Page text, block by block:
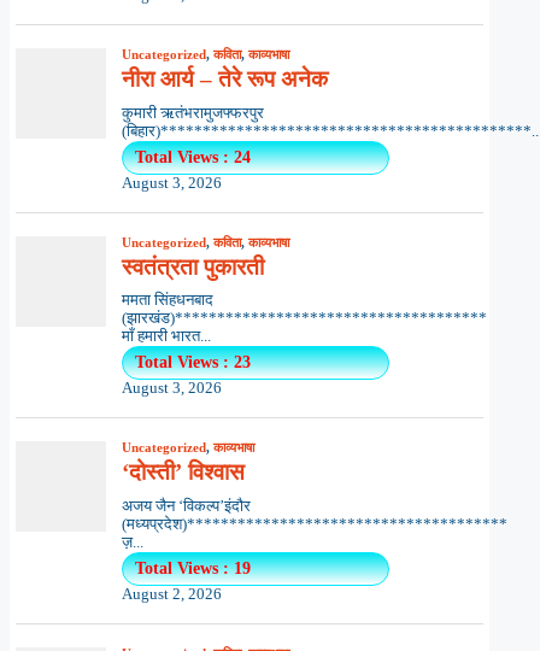
Uncategorized,कविता,काव्यभाषा
नीरा आर्य – तेरे रूप अनेक
कुमारी ऋतंभरामुजफ्फरपुर
Total Views : 24
August 3, 2026
Uncategorized,कविता,काव्यभाषा
स्वतंत्रता पुकारती
ममता सिंहधनबाद
(झारखंड)*************************************
माँ हमारी भारत...
Total Views : 23
August 3, 2026
Uncategorized,काव्यभाषा
‘दोस्ती’ विश्वास
अजय जैन ‘विकल्प’इंदौर
(मध्यप्रदेश)**************************************
ज़...
Total Views : 19
August 2, 2026